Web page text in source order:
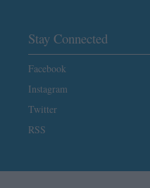
Stay Connected
Facebook
Instagram
Twitter
RSS